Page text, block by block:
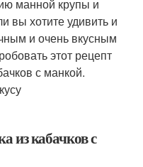
манной крупы и
вы хотите удивить и
и очень вкусным
этот рецепт
с манкой.
из кабачков с